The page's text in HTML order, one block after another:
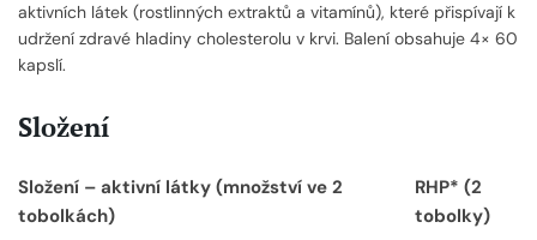
aktivních látek (rostlinných extraktů a vitamínů), které přispívají k
udržení zdravé hladiny cholesterolu v krvi. Balení obsahuje 4× 60
kapslí.
Složení
Složení – aktivní látky (množství ve 2
tobolkách)
RHP* (2
tobolky)